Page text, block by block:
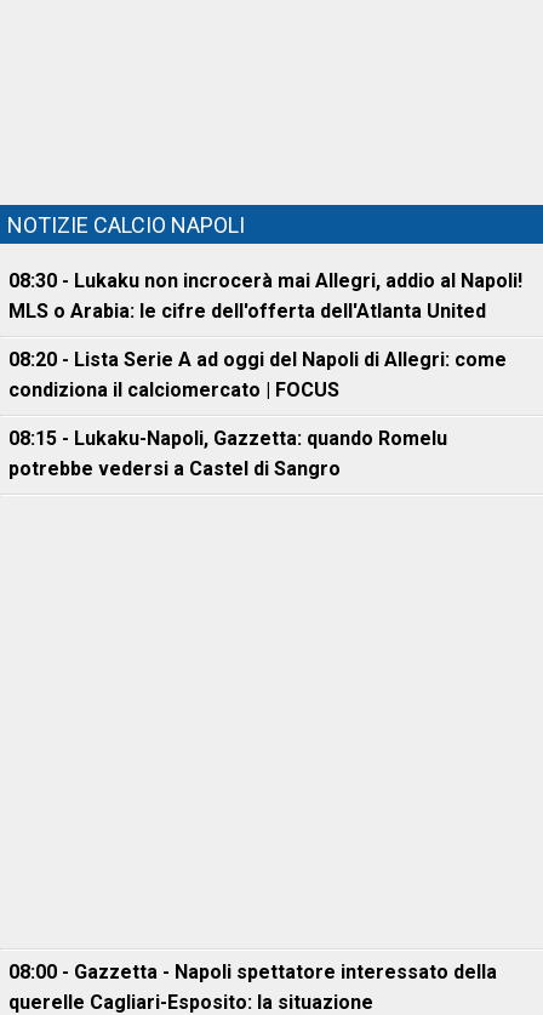
NOTIZIE CALCIO NAPOLI
08:30 - Lukaku non incrocerà mai Allegri, addio al Napoli!
MLS o Arabia: le cifre dell'offerta dell'Atlanta United
08:20 - Lista Serie A ad oggi del Napoli di Allegri: come
condiziona il calciomercato | FOCUS
08:15 - Lukaku-Napoli, Gazzetta: quando Romelu
potrebbe vedersi a Castel di Sangro
08:00 - Gazzetta - Napoli spettatore interessato della
querelle Cagliari-Esposito: la situazione